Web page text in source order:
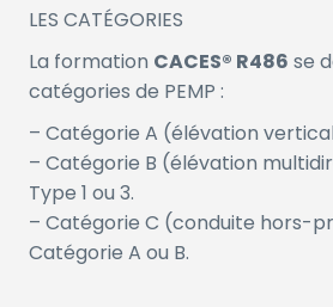
LES CATÉGORIES
La formation CACES® R486 se
catégories de PEMP :
– Catégorie A (élévation
– Catégorie B (élévation
Type 1 ou 3.
– Catégorie C (conduite hors-
Catégorie A ou B.